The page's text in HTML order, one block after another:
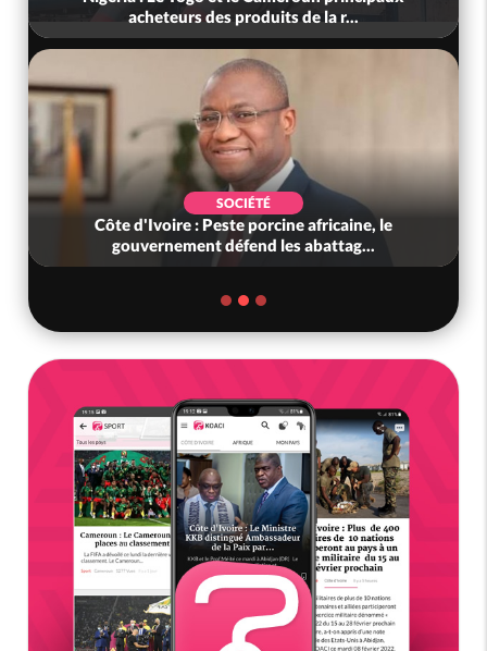
acheteurs des produits de la r...
SOCIÉTÉ
Côte d'Ivoire : Peste porcine africaine, le
gouvernement défend les abattag...